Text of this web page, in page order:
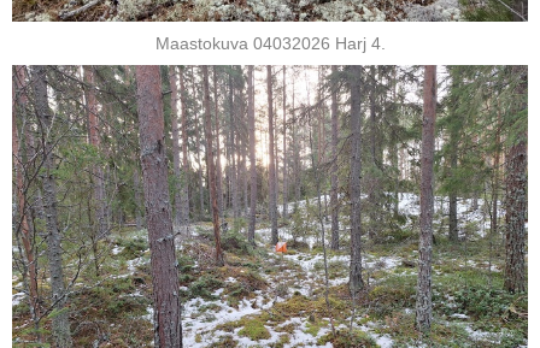
Maastokuva 04032026 Harj 4.